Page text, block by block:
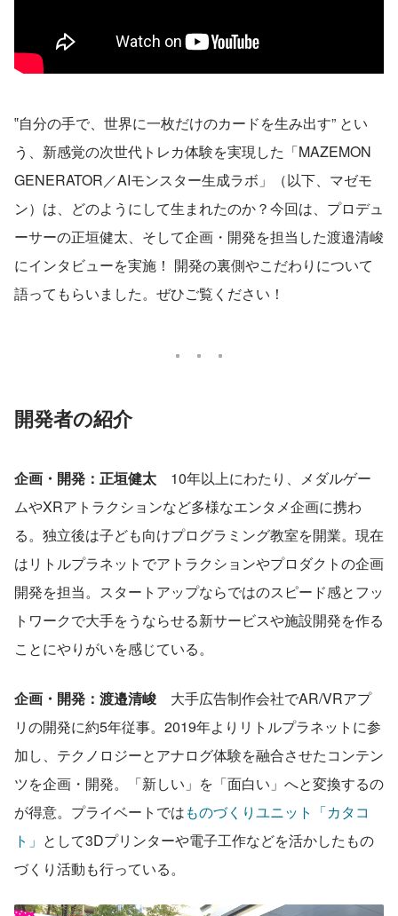
‟自分の手で、世界に一枚だけのカードを生み出す” とい
う、新感覚の次世代トレカ体験を実現した「MAZEMON
GENERATOR／AIモンスター生成ラボ」（以下、マゼモ
ン）は、どのようにして生まれたのか？今回は、プロデュ
ーサーの正垣健太、そして企画・開発を担当した渡邉清峻
にインタビューを実施！ 開発の裏側やこだわりについて
語ってもらいました。ぜひご覧ください！
開発者の紹介
企画・開発：正垣健太 10年以上にわたり、メダルゲー
ムやXRアトラクションなど多様なエンタメ企画に携わ
る。独立後は子ども向けプログラミング教室を開業。現在
はリトルプラネットでアトラクションやプロダクトの企画
開発を担当。スタートアップならではのスピード感とフッ
トワークで大手をうならせる新サービスや施設開発を作る
ことにやりがいを感じている。
企画・開発：渡邉清峻 大手広告制作会社でAR/VRアプ
リの開発に約5年従事。2019年よりリトルプラネットに参
加し、テクノロジーとアナログ体験を融合させたコンテン
ツを企画・開発。「新しい」を「面白い」へと変換するの
が得意。プライベートではものづくりユニット「カタコ
ト」 として3Dプリンターや電子工作などを活かしたもの
づくり活動も行っている。